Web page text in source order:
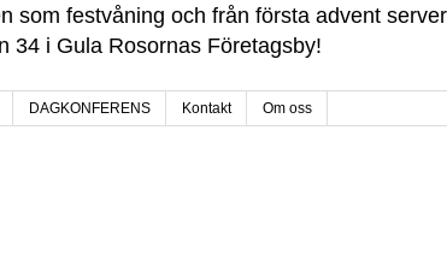
som festvåning och från första advent
34 i Gula Rosornas Företagsby!
DAGKONFERENS Kontakt Om oss